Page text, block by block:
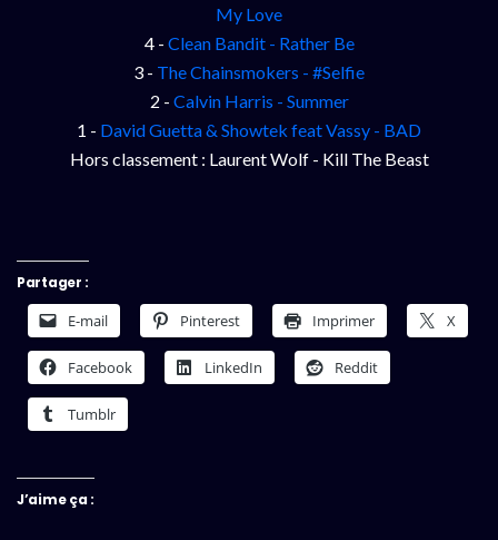
My Love
4 - Clean Bandit - Rather Be
3 - The Chainsmokers - #Selfie
2 - Calvin Harris - Summer
1 - David Guetta & Showtek feat Vassy - BAD
Hors classement : Laurent Wolf - Kill The Beast
Partager :
E-mail Pinterest Imprimer X
Facebook LinkedIn Reddit
Tumblr
J’aime ça :